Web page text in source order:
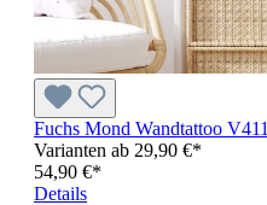
Fuchs Mond Wandtattoo V411
Varianten ab 29,90 €*
54,90 €*
Details